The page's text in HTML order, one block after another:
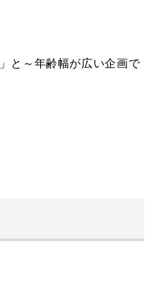
と～年齢幅が広い企画で